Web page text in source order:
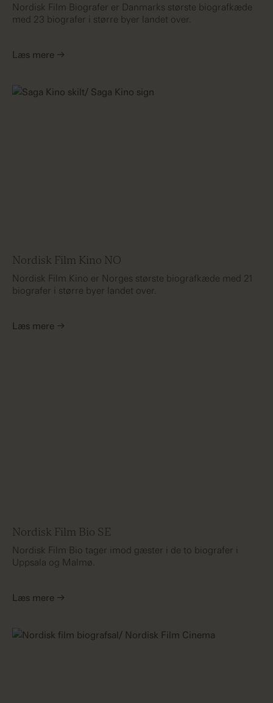
Nordisk Film Biografer er Danmarks største biografkæde
med 23 biografer i større byer landet over.
Læs mere →
Nordisk Film Kino NO
Nordisk Film Kino er Norges største biografkæde med 21
biografer i større byer landet over.
Læs mere →
Nordisk Film Bio SE
Nordisk Film Bio tager imod gæster i de to biografer i
Uppsala og Malmø.
Læs mere →